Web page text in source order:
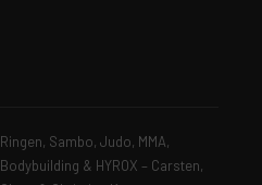
Ringen, Sambo, Judo, MMA,
Bodybuilding & HYROX – Carsten,